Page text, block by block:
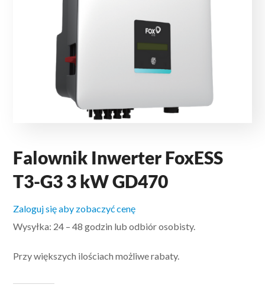
Falownik Inwerter FoxESS
T3-G3 3 kW GD470
Zaloguj się aby zobaczyć cenę
Wysyłka: 24 – 48 godzin lub odbiór osobisty.
Przy większych ilościach możliwe rabaty.